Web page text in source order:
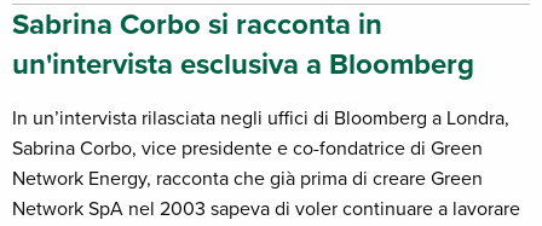
Sabrina Corbo si racconta in
un'intervista esclusiva a Bloomberg
In un’intervista rilasciata negli uffici di Bloomberg a Londra,
Sabrina Corbo, vice presidente e co-fondatrice di Green
Network Energy, racconta che già prima di creare Green
Network SpA nel 2003 sapeva di voler continuare a lavorare